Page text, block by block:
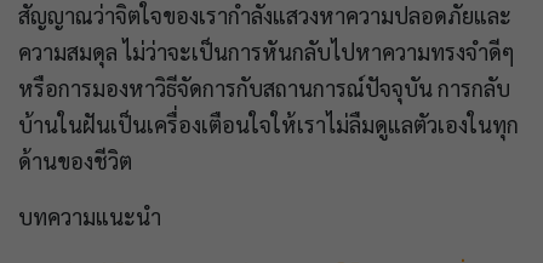
สัญญาณว่าจิตใจของเรากำลังแสวงหาความปลอดภัยและ
ความสมดุล ไม่ว่าจะเป็นการหันกลับไปหาความทรงจำดีๆ
หรือการมองหาวิธีจัดการกับสถานการณ์ปัจจุบัน การกลับ
บ้านในฝันเป็นเครื่องเตือนใจให้เราไม่ลืมดูแลตัวเองในทุก
ด้านของชีวิต
บทความแนะนำ